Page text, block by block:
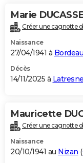
Marie
Créer une cagnotte
Naissance
27/04/1941 à
Décès
14/11/2025 à Latresne
Mauricette
Créer une cagnotte
Naissance
20/10/1941 au Nizan (